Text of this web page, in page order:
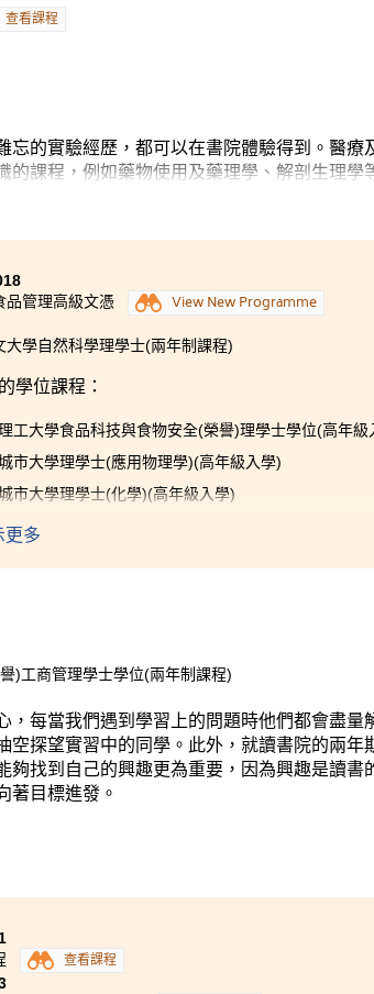
查看課程
忘的實驗經歷，都可以在書院體驗得到。醫療
的課程，例如藥物使用及藥理學、解剖生理學
期間，我有機會到一所診所實習，運用已學到
一位專業護士，貢獻社會。
品管理高級文憑
View New Programme
大學自然科學理學士(兩年制課程)
學位課程：
工大學食品科技與食物安全(榮譽)理學士學位(高年級
市大學理學士(應用物理學)(高年級入學)
市大學理學士(化學)(高年級入學)
育大學健康教育榮譽學士(兩年制課程)
多
)工商管理學士學位(兩年制課程)
，每當我們遇到學習上的問題時他們都會盡量
空探望實習中的同學。此外，就讀書院的兩年
夠找到自己的興趣更為重要，因為興趣是讀書
著目標進發。
查看課程